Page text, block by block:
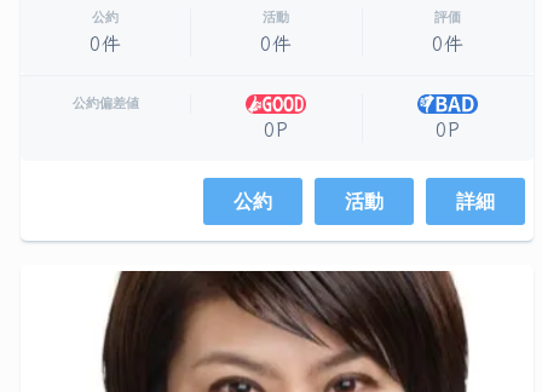
公約
0件
活動
0件
評価
0件
公約偏差値
0P 0P
公約 活動 詳細